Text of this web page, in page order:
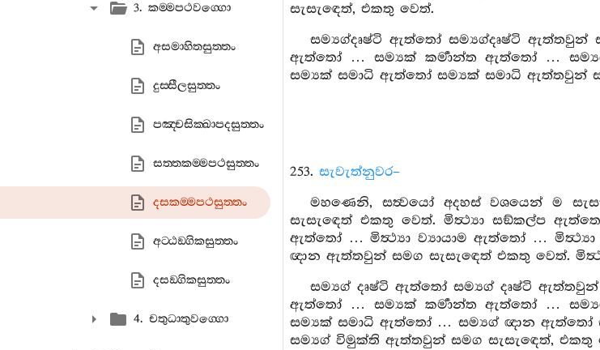
3. කම‍්මපථවග‍්ගො
අසමාහිතසුත‍්තං
දුස‍්සීලසුත‍්තං
පඤ‍්චසික‍්ඛාපදසුත‍්තං
සත‍්තකම‍්මපථසුත‍්තං
දසකම‍්මපථසුත‍්තං
අට‍්ඨඞ‍්ගිකසුත‍්තං
දසඞ‍්ගිකසුත‍්තං
4. චතුධාතුවග‍්ගො
සැසැඳෙත්, එකතු වෙත්.
සම්‍යග්දෘෂ්ටි ඇත්තෝ සම්‍යග්දෘෂ්ටි
ඇත්තෝ … සම්‍යක් කර්‍මාන්ත ඇත්තෝ …
සම්‍යක් සමාධි ඇත්තෝ සම්‍යක් සමාධි ඇත්තවුන්
253. සැවැත්නුවර–
මහණෙනි, සත්‍වයෝ අදහස් වශයෙන් ම
සැසැඳෙත් එකතු වෙත්. මිත්‍ථ්‍යා සඞ්කල්ප
ඇත්තෝ … මිත්‍ථ්‍යා ව්‍යායාම ඇත්තෝ …
ඥාන ඇත්තවුන් සමග සැසැඳෙත් එකතු වෙත්.
සම්‍යග් දෘෂ්ටි ඇත්තෝ සම්‍යග් දෘෂ්ටි
ඇත්තෝ … සම්‍යක් කර්‍මාන්ත ඇත්තෝ …
සම්‍යක් සමාධි ඇත්තෝ … සම්‍යග් ඥාන ඇත්තෝ
සම්‍යග් විමුක්ති ඇත්තවුන් සමග සැසැඳෙත්, එකතු